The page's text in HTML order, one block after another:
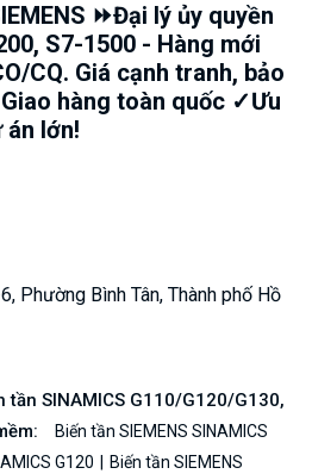
⏩Đại lý ủy quyền
S7-1500 - Hàng mới
CQ. Giá cạnh tranh, bảo
hàng toàn quốc ✓Ưu
lớn!
Phường Bình Tân, Thành phố Hồ
SINAMICS G110/G120/G130,
Biến tần SIEMENS SINAMICS
G120
Biến tần SIEMENS